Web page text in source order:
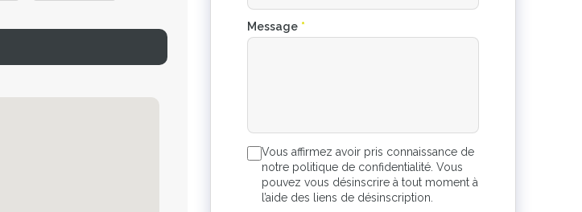
Message *
Vous affirmez avoir pris connaissance de
notre politique de confidentialité. Vous
pouvez vous désinscrire à tout moment à
l’aide des liens de désinscription.